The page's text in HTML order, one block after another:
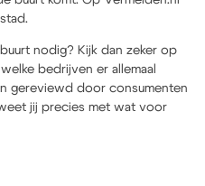
nodig? Kijk dan zeker op
bedrijven er allemaal
gereviewd door consumenten
jij precies met wat voor